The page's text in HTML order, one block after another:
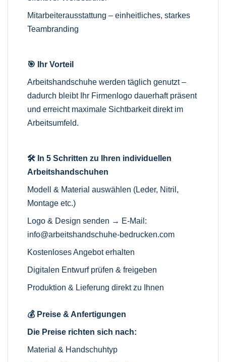
Mitarbeiterausstattung – einheitliches, starkes
Teambranding
🎯 Ihr Vorteil
Arbeitshandschuhe werden täglich genutzt –
dadurch bleibt Ihr Firmenlogo dauerhaft präsent
und erreicht maximale Sichtbarkeit direkt im
Arbeitsumfeld.
🛠️ In 5 Schritten zu Ihren individuellen
Arbeitshandschuhen
Modell & Material auswählen (Leder, Nitril,
Montage etc.)
Logo & Design senden → E-Mail:
info@arbeitshandschuhe-bedrucken.com
Kostenloses Angebot erhalten
Digitalen Entwurf prüfen & freigeben
Produktion & Lieferung direkt zu Ihnen
💰 Preise & Anfertigungen
Die Preise richten sich nach:
Material & Handschuhtyp